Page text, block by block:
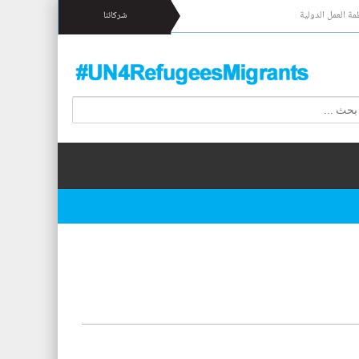
العمل الدولية شركائنا